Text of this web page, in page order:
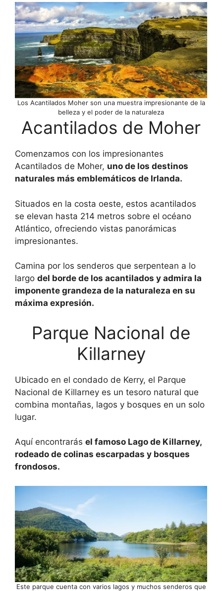
Los Acantilados Moher son una muestra impresionante de la
belleza y el poder de la naturaleza
Acantilados de Moher
Comenzamos con los impresionantes
Acantilados de Moher, uno de los destinos
naturales más emblemáticos de Irlanda.
Situados en la costa oeste, estos acantilados
se elevan hasta 214 metros sobre el océano
Atlántico, ofreciendo vistas panorámicas
impresionantes.
Camina por los senderos que serpentean a lo
largo del borde de los acantilados y admira la
imponente grandeza de la naturaleza en su
máxima expresión.
Parque Nacional de
Killarney
Ubicado en el condado de Kerry, el Parque
Nacional de Killarney es un tesoro natural que
combina montañas, lagos y bosques en un solo
lugar.
Aquí encontrarás el famoso Lago de Killarney,
rodeado de colinas escarpadas y bosques
frondosos.
Este parque cuenta con varios lagos y muchos senderos que